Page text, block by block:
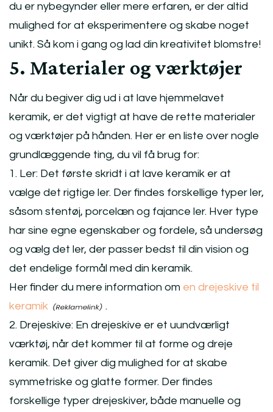
du er nybegynder eller mere erfaren, er der altid
mulighed for at eksperimentere og skabe noget
unikt. Så kom i gang og lad din kreativitet blomstre!
5. Materialer og værktøjer
Når du begiver dig ud i at lave hjemmelavet
keramik, er det vigtigt at have de rette materialer
og værktøjer på hånden. Her er en liste over nogle
grundlæggende ting, du vil få brug for:
1. Ler: Det første skridt i at lave keramik er at
vælge det rigtige ler. Der findes forskellige typer ler,
såsom stentøj, porcelæn og fajance ler. Hver type
har sine egne egenskaber og fordele, så undersøg
og vælg det ler, der passer bedst til din vision og
det endelige formål med din keramik.
Her finder du mere information om en drejeskive til
keramik
.
2. Drejeskive: En drejeskive er et uundværligt
værktøj, når det kommer til at forme og dreje
keramik. Det giver dig mulighed for at skabe
symmetriske og glatte former. Der findes
forskellige typer drejeskiver, både manuelle og